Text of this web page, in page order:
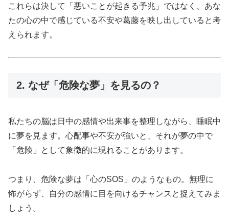
これらは決して「悪いことが起きる予兆」ではなく、あな
たの心の中で感じている不安や葛藤を映し出していると考
えられます。
2. なぜ「危険な夢」を見るの？
私たちの脳は日中の感情や出来事を整理しながら、睡眠中
に夢を見ます。心配事や不安が強いと、それが夢の中で
「危険」として象徴的に現れることがあります。
つまり、危険な夢は「心のSOS」のようなもの。無理に
怖がらず、自分の感情に目を向けるチャンスと捉えてみま
しょう。